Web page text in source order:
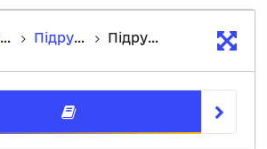
Електронна версія підручника Підручник у форматі PDF Підручник